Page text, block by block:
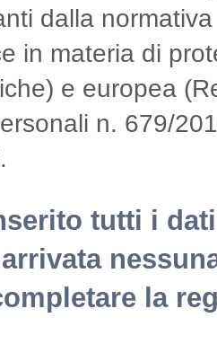
dalla
in materia di
e europea
n. 679/
tutti i
la